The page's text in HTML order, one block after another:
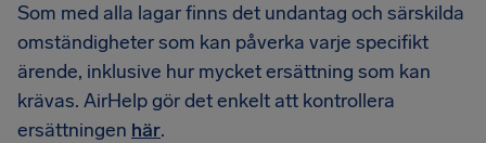
Som med alla lagar finns det undantag och särskilda
omständigheter som kan påverka varje specifikt
ärende, inklusive hur mycket ersättning som kan
krävas. AirHelp gör det enkelt att kontrollera
ersättningen här.